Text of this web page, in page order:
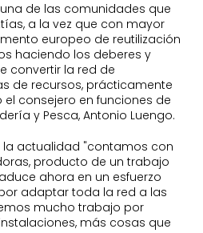
de las comunidades que
a la vez que con mayor
europeo de reutilización
haciendo los deberes y
convertir la red de
de recursos, prácticamente
consejero en funciones de
y Pesca, Antonio Luengo.
la actualidad "contamos con
producto de un trabajo
ahora en un esfuerzo
adaptar toda la red a las
mucho trabajo por
más cosas que